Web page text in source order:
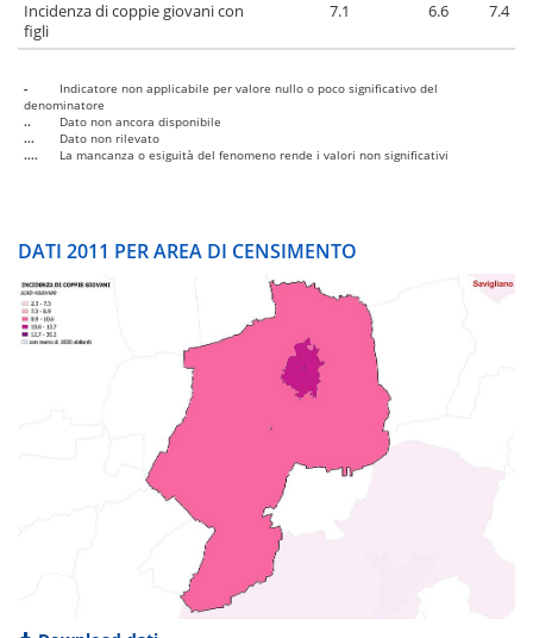
Incidenza di coppie giovani con
figli
7.1 6.6 7.4
-
Indicatore non applicabile per valore nullo o poco significativo del
denominatore
..
Dato non ancora disponibile
...
Dato non rilevato
....
La mancanza o esiguità del fenomeno rende i valori non significativi
DATI 2011 PER AREA DI CENSIMENTO